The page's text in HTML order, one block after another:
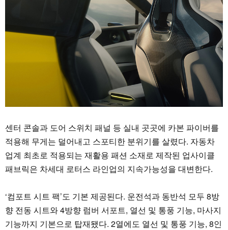
센터 콘솔과 도어 스위치 패널 등 실내 곳곳에 카본 파이버를
적용해 무게는 덜어내고 스포티한 분위기를 살렸다. 자동차
업계 최초로 적용되는 재활용 패션 소재로 제작된 업사이클
패브릭은 차세대 로터스 라인업의 지속가능성을 대변한다.
‘컴포트 시트 팩’도 기본 제공된다. 운전석과 동반석 모두 8방
향 전동 시트와 4방향 럼버 서포트, 열선 및 통풍 기능, 마사지
기능까지 기본으로 탑재됐다. 2열에도 열선 및 통풍 기능, 8인